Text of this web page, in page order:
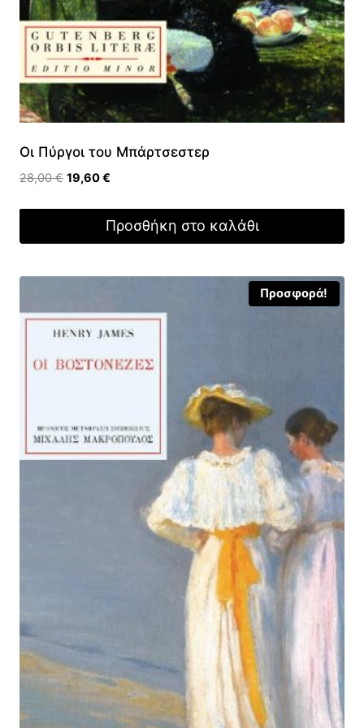
Οι Πύργοι του Μπάρτσεστερ
28,00€ Original
28,00 €.
19,60€
είναι:
Προσθήκη στο καλάθι
Προσφορά!